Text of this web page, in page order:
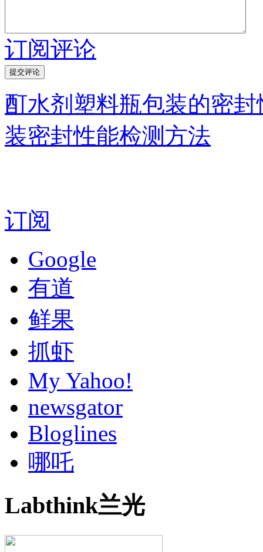
订阅评论
酊水剂塑料瓶包装的密
装密封性能检测方法
订阅
Google
有道
鲜果
抓虾
My Yahoo!
newsgator
Bloglines
哪吒
Labthink兰光